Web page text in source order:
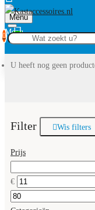
Menu
0
U heeft nog geen
Filter Wis filters
Prijs
€